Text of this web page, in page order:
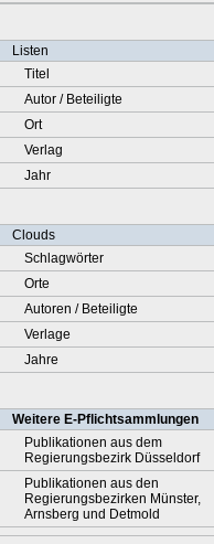
Listen
Titel
Autor / Beteiligte
Ort
Verlag
Jahr
Clouds
Schlagwörter
Orte
Autoren / Beteiligte
Verlage
Jahre
Weitere E-Pflichtsammlungen
Publikationen aus dem
Regierungsbezirk Düsseldorf
Publikationen aus den
Regierungsbezirken Münster,
Arnsberg und Detmold